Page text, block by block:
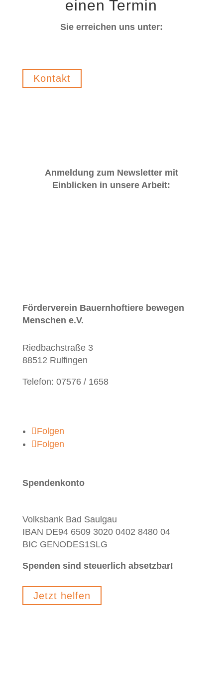
einen Termin
Sie erreichen uns unter:
Kontakt
Anmeldung zum Newsletter mit
Einblicken in unsere Arbeit:
Förderverein Bauernhoftiere bewegen
Menschen e.V.
Riedbachstraße 3
88512 Rulfingen
Telefon: 07576 / 1658
Folgen
Folgen
Spendenkonto
Volksbank Bad Saulgau
IBAN DE94 6509 3020 0402 8480 04
BIC GENODES1SLG
Spenden sind steuerlich absetzbar!
Jetzt helfen